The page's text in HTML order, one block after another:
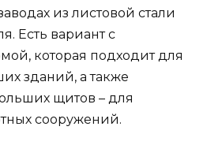
из листовой стали
Есть вариант с
которая подходит для
зданий, а также
щитов – для
сооружений.